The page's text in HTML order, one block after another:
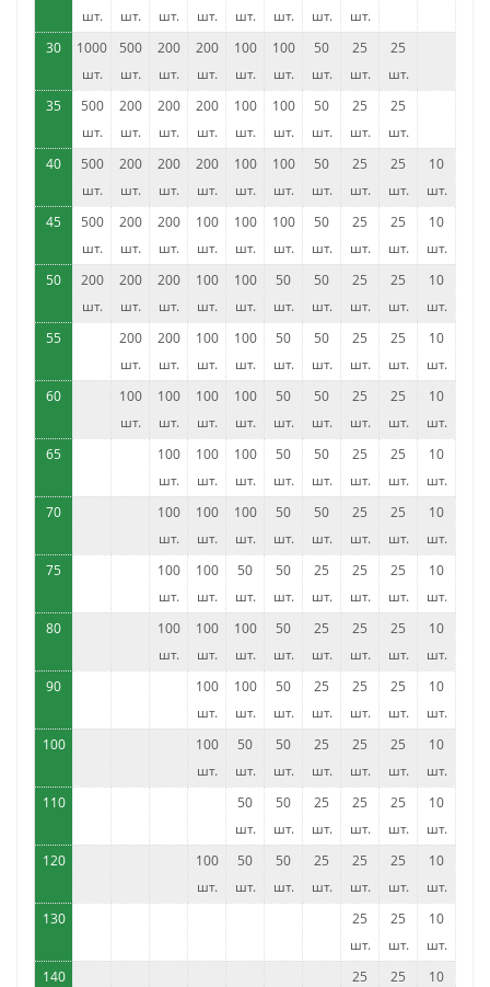
шт. шт. шт. шт. шт. шт. шт.
шт.
30
1000
шт.
500
шт.
200
шт.
200
шт.
100
шт.
100
шт.
50
шт.
25
шт.
25
шт.
35
500
шт.
200
шт.
200
шт.
200
шт.
100
шт.
100
шт.
50
шт.
25
шт.
25
шт.
40
500
шт.
200
шт.
200
шт.
200
шт.
100
шт.
100
шт.
50
шт.
25
шт.
25
шт.
10
шт.
45
500
шт.
200
шт.
200
шт.
100
шт.
100
шт.
100
шт.
50
шт.
25
шт.
25
шт.
10
шт.
50
200
шт.
200
шт.
200
шт.
100
шт.
100
шт.
50
шт.
50
шт.
25
шт.
25
шт.
10
шт.
55
200
шт.
200
шт.
100
шт.
100
шт.
50
шт.
50
шт.
25
шт.
25
шт.
10
шт.
60
100
шт.
100
шт.
100
шт.
100
шт.
50
шт.
50
шт.
25
шт.
25
шт.
10
шт.
65
100
шт.
100
шт.
100
шт.
50
шт.
50
шт.
25
шт.
25
шт.
10
шт.
70
100
шт.
100
шт.
100
шт.
50
шт.
50
шт.
25
шт.
25
шт.
10
шт.
75
100
шт.
100
шт.
50
шт.
50
шт.
25
шт.
25
шт.
25
шт.
10
шт.
80
100
шт.
100
шт.
100
шт.
50
шт.
25
шт.
25
шт.
25
шт.
10
шт.
90
100
шт.
100
шт.
50
шт.
25
шт.
25
шт.
25
шт.
10
шт.
100
100
шт.
50
шт.
50
шт.
25
шт.
25
шт.
25
шт.
10
шт.
110
50
шт.
50
шт.
25
шт.
25
шт.
25
шт.
10
шт.
120
100
шт.
50
шт.
50
шт.
25
шт.
25
шт.
25
шт.
10
шт.
130
25
шт.
25
шт.
10
шт.
140
25
25
10